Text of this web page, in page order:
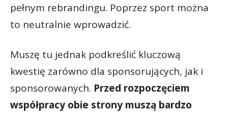
pełnym rebrandingu. Poprzez sport można
to neutralnie wprowadzić.
Muszę tu jednak podkreślić kluczową
kwestię zarówno dla sponsorujących, jak i
sponsorowanych. Przed rozpoczęciem
współpracy obie strony muszą bardzo